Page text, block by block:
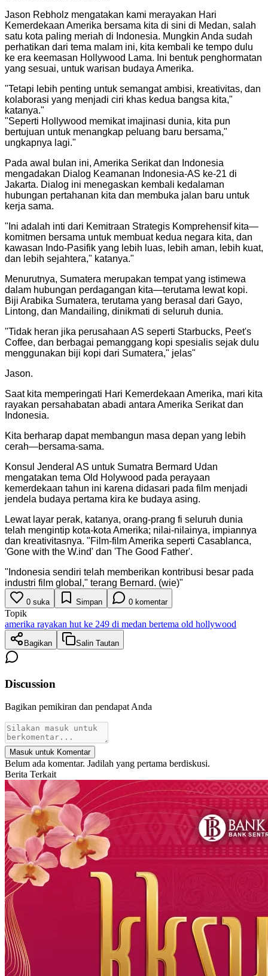
Jason Rebholz mengatakan kami merayakan Hari
Kemerdekaan Amerika bersama kita di sini di Medan, salah
satu kota paling meriah di Indonesia. Mungkin Anda sudah
perhatikan dari tema malam ini, kita kembali ke tempo dulu
ke era keemasan Hollywood Lama. Ini bentuk penghormatan
yang sesuai, untuk warisan budaya Amerika.
"Tetapi lebih penting untuk semangat ambisi, kreativitas, dan
kolaborasi yang menjadi ciri khas kedua bangsa kita,"
katanya."
"Seperti Hollywood memikat imajinasi dunia, kita pun
bertujuan untuk menangkap peluang baru bersama,"
ungkapnya lagi."
Pada awal bulan ini, Amerika Serikat dan Indonesia
mengadakan Dialog Keamanan Indonesia-AS ke-21 di
Jakarta. Dialog ini menegaskan kembali kedalaman
hubungan pertahanan kita dan membuka jalan baru untuk
kerja sama.
" Ini adalah inti dari Kemitraan Strategis Komprehensif kita—
komitmen bersama untuk membuat kedua negara kita, dan
kawasan Indo-Pasifik yang lebih luas, lebih aman, lebih kuat,
dan lebih sejahtera," katanya."
Menurutnya, Sumatera merupakan tempat yang istimewa
dalam hubungan perdagangan kita—terutama lewat kopi.
Biji Arabika Sumatera, terutama yang berasal dari Gayo,
Lintong, dan Mandailing, dinikmati di seluruh dunia.
"Tidak heran jika perusahaan AS seperti Starbucks, Peet's
Coffee, dan berbagai pemanggang kopi spesialis sejak dulu
menggunakan biji kopi dari Sumatera," jelas"
Jason.
Saat kita memperingati Hari Kemerdekaan Amerika, mari kita
rayakan persahabatan abadi antara Amerika Serikat dan
Indonesia.
Kita berharap dapat membangun masa depan yang lebih
cerah—bersama-sama.
Konsul Jenderal AS untuk Sumatra Bermard Udan
mengatakan tema Old Holywood pada perayaan
kemerdekaan tahun ini karena didasari pada film menjadi
jendela budaya pertama kira ke budaya asing.
Lewat layar perak, katanya, orang-prang fi seluruh dunia
telah mengintip kota-kota Amerika; nilai-nilainya, impiannya
dan kreativitasnya. "Film-film Amerika seperti Casablanca,
'Gone with the W.ind' dan 'The Good Father'.
" Indonesia sendiri telah memberikan kontribusi besar pada
industri film global," terang Bernard. (wie)"
0 suka Simpan 0 komentar
Topik
amerika rayakan hut ke 249 di medan bertema old hollywood
Bagikan Salin Tautan
Discussion
Bagikan pemikiran dan pendapat Anda
Masuk untuk Komentar
Belum ada komentar. Jadilah yang pertama berdiskusi.
Berita Terkait